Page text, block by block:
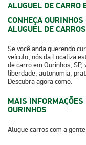
ALUGUEL DE CARRO
CONHEÇA
ALUGUEL DE CARROS
Se você anda querendo
veículo, nós da Localiza
de carro em Ourinhos, SP,
liberdade, autonomia,
Descubra agora como.
MAIS INFORMAÇÕES
OURINHOS
Alugue carros com a